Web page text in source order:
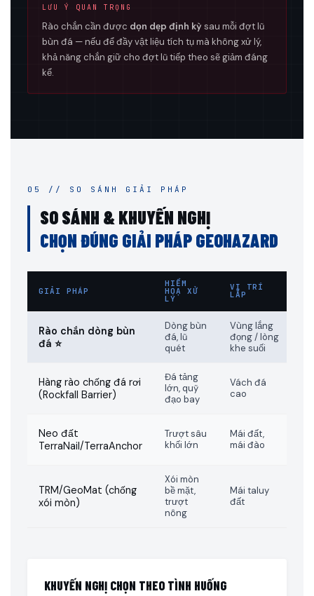
LƯU Ý QUAN TRỌNG
Rào chắn cần được dọn dẹp định kỳsau mỗi đợt lũ
bùn đá — nếu để đầy vật liệu tích tụ mà không xử lý,
khả năng chắn giữ cho đợt lũ tiếp theo sẽ giảm đáng
kể.
05 // SO SÁNH GIẢI PHÁP
SO SÁNH & KHUYẾN NGHỊ
CHỌN ĐÚNG GIẢI PHÁP GEOHAZARD
GIẢI PHÁP
HIỂM
HOẠ XỬ
LÝ
VỊ TRÍ
LẮP
Rào chắn dòng bùn
đá ⭐
Dòng bùn
đá, lũ
quét
Vùng lắng
đọng / lòng
khe suối
Hàng rào chống đá rơi
(Rockfall Barrier)
Đá tảng
lớn, quỹ
đạo bay
Vách đá
cao
Neo đất
TerraNail/TerraAnchor
Trượt sâu
khối lớn
Mái đất,
mái đào
TRM/GeoMat (chống
xói mòn)
Xói mòn
bề mặt,
trượt
nông
Mái taluy
đất
KHUYẾN NGHỊ CHỌN THEO TÌNH HUỐNG